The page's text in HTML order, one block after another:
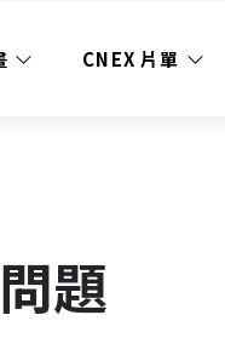
CNEX 片單
題